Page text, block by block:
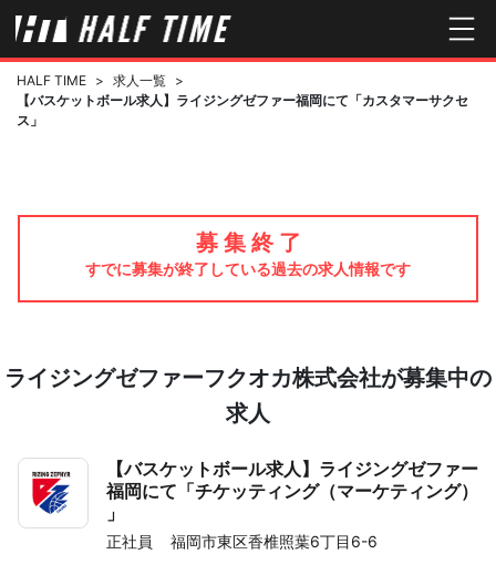
HALF TIME > 求人一覧 >
【バスケットボール求人】ライジングゼファー福岡にて「カスタマーサクセ
ス」
募 集 終 了
すでに募集が終了している過去の求人情報です
ライジングゼファーフクオカ株式会社が募集中の
求人
【バスケットボール求人】ライジングゼファー
福岡にて「チケッティング（マーケティング）
」
正社員 福岡市東区香椎照葉6丁目6-6